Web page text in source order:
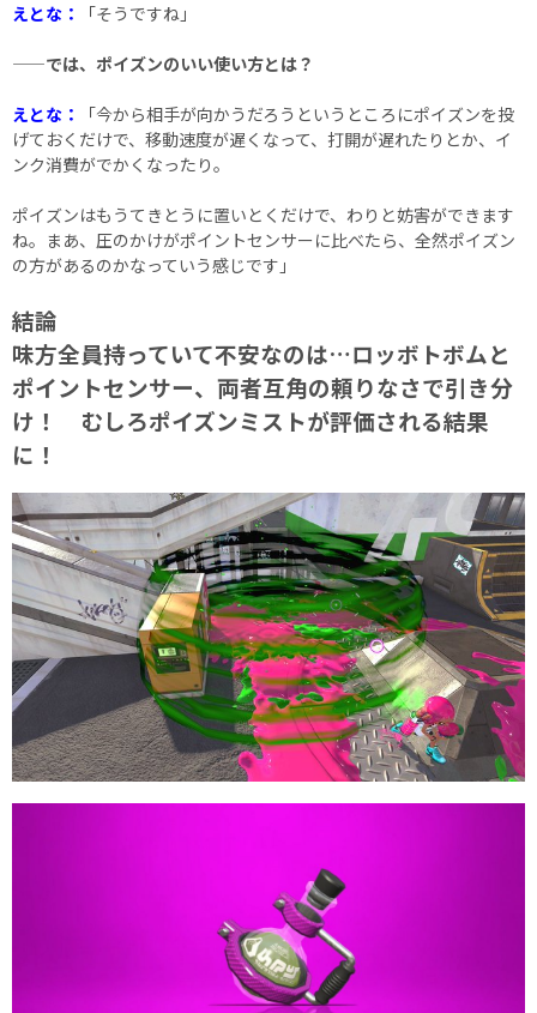
えとな： 「そうですね」
——では、ポイズンのいい使い方とは？
えとな：
「今から相手が向かうだろうというところにポイズンを投
げておくだけで、移動速度が遅くなって、打開が遅れたりとか、イ
ンク消費がでかくなったり。
ポイズンはもうてきとうに置いとくだけで、わりと妨害ができます
ね。まあ、圧のかけがポイントセンサーに比べたら、全然ポイズン
の方があるのかなっていう感じです」
結論
味方全員持っていて不安なのは…ロッボトボムと
ポイントセンサー、両者互角の頼りなさで引き分
け！ むしろポイズンミストが評価される結果
に！